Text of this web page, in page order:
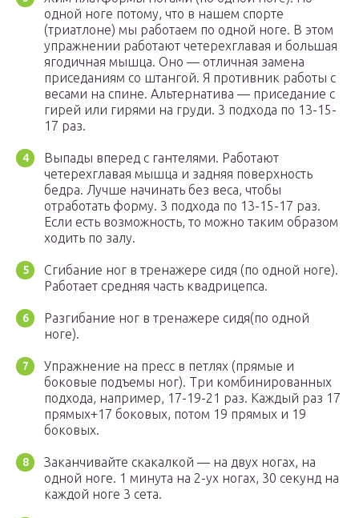
одной ноге потому, что в нашем спорте
(триатлоне) мы работаем по одной ноге. В этом
упражнении работают четерехглавая и большая
ягодичная мышца. Оно — отличная замена
приседаниям со штангой. Я противник работы с
весами на спине. Альтернатива — приседание с
гирей или гирями на груди. 3 подхода по 13-15-
17 раз.
Выпады вперед с гантелями. Работают
четерехглавая мышца и задняя поверхность
бедра. Лучше начинать без веса, чтобы
отработать форму. 3 подхода по 13-15-17 раз.
Если есть возможность, то можно таким образом
ходить по залу.
Сгибание ног в тренажере сидя (по одной ноге).
Работает средняя часть квадрицепса.
Разгибание ног в тренажере сидя(по одной
ноге).
Упражнение на пресс в петлях (прямые и
боковые подъемы ног). Три комбинированных
подхода, например, 17-19-21 раз. Каждый раз 17
прямых+17 боковых, потом 19 прямых и 19
боковых.
Заканчивайте скакалкой — на двух ногах, на
одной ноге. 1 минута на 2-ух ногах, 30 секунд на
каждой ноге 3 сета.